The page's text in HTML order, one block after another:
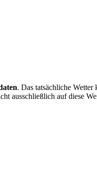
. Das tatsächliche
ausschließlich auf diese